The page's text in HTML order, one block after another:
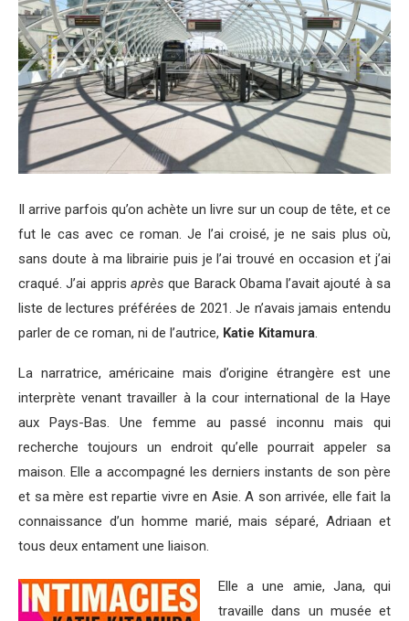
Il arrive parfois qu’on achète un livre sur un coup de tête, et ce
fut le cas avec ce roman. Je l’ai croisé, je ne sais plus où,
sans doute à ma librairie puis je l’ai trouvé en occasion et j’ai
craqué. J’ai appris après que Barack Obama l’avait ajouté à sa
liste de lectures préférées de 2021. Je n’avais jamais entendu
parler de ce roman, ni de l’autrice, Katie Kitamura.
La narratrice, américaine mais d’origine étrangère est une
interprète venant travailler à la cour international de la Haye
aux Pays-Bas. Une femme au passé inconnu mais qui
recherche toujours un endroit qu’elle pourrait appeler sa
maison. Elle a accompagné les derniers instants de son père
et sa mère est repartie vivre en Asie. A son arrivée, elle fait la
connaissance d’un homme marié, mais séparé, Adriaan et
tous deux entament une liaison.
Elle a une amie, Jana, qui
travaille dans un musée et